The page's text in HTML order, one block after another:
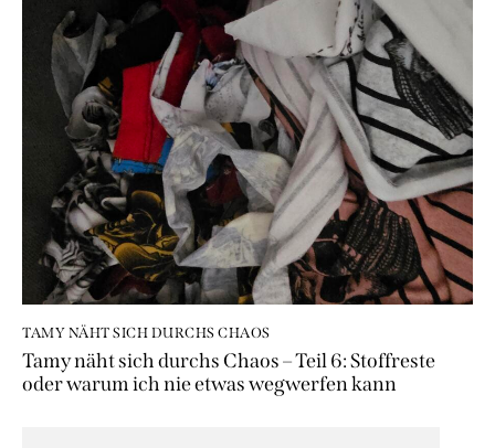
TAMY NÄHT SICH DURCHS CHAOS
Tamy näht sich durchs Chaos – Teil 6: Stoffreste
oder warum ich nie etwas wegwerfen kann